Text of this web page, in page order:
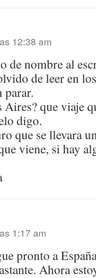
12:38 am
de nombre al
de leer en
parar.
Aires? que viaje
digo.
que se llevara
viene, si hay
1:17 am
pronto a
Ahora